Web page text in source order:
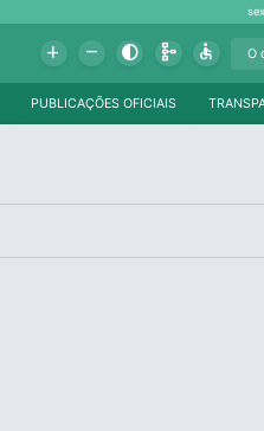
Add Remove Contrast Schema Accessible
PUBLICAÇÕES OFICIAIS